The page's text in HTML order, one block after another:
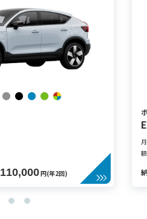
110,000円(年2回)
月
額